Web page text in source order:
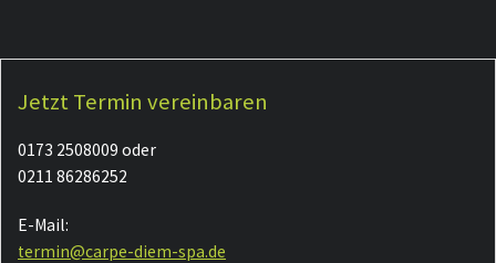
Jetzt Termin vereinbaren
0173 2508009 oder
0211 86286252
E-Mail:
termin@carpe-diem-spa.de